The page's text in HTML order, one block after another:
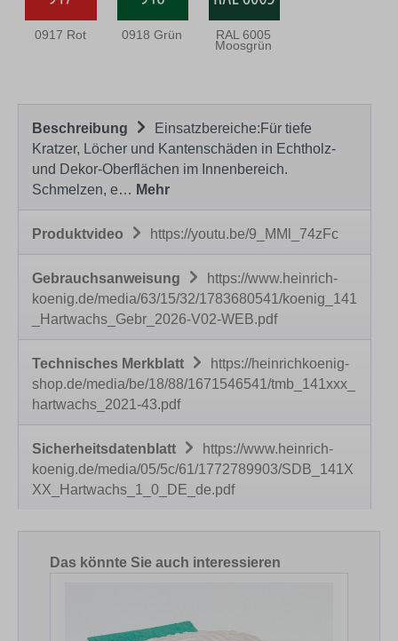
0917 Rot 0918 Grün RAL 6005
Moosgrün
Beschreibung
Einsatzbereiche:Für tiefe
Kratzer, Löcher und Kantenschäden in Echtholz-
und Dekor-Oberflächen im Innenbereich.
Schmelzen, e… Mehr
Produktvideo https://youtu.be/9_MMl_74zFc
Gebrauchsanweisung
https://www.heinrich-
koenig.de/media/63/15/32/1783680541/koenig_141
_Hartwachs_Gebr_2026-V02-WEB.pdf
Technisches Merkblatt
https://heinrichkoenig-
shop.de/media/be/18/88/1671546541/tmb_141xxx_
hartwachs_2021-43.pdf
Sicherheitsdatenblatt
https://www.heinrich-
koenig.de/media/05/5c/61/1772789903/SDB_141X
XX_Hartwachs_1_0_DE_de.pdf
Produktgalerie überspringen
Das könnte Sie auch interessieren